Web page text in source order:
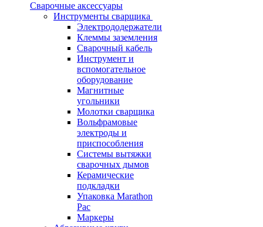
Сварочные аксессуары
Инструменты сварщика
Электрододержатели
Клеммы заземления
Сварочный кабель
Инструмент и
вспомогательное
оборудование
Магнитные
угольники
Молотки сварщика
Вольфрамовые
электроды и
приспособления
Системы вытяжки
сварочных дымов
Керамические
подкладки
Упаковка Marathon
Pac
Маркеры